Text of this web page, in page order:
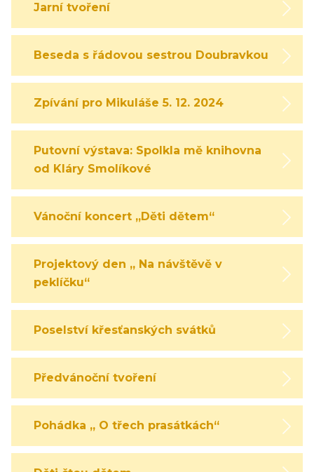
Jarní tvoření
Beseda s řádovou sestrou Doubravkou
Zpívání pro Mikuláše 5. 12. 2024
Putovní výstava: Spolkla mě knihovna
od Kláry Smolíkové
Vánoční koncert „Děti dětem“
Projektový den „ Na návštěvě v
peklíčku“
Poselství křesťanských svátků
Předvánoční tvoření
Pohádka „ O třech prasátkách“